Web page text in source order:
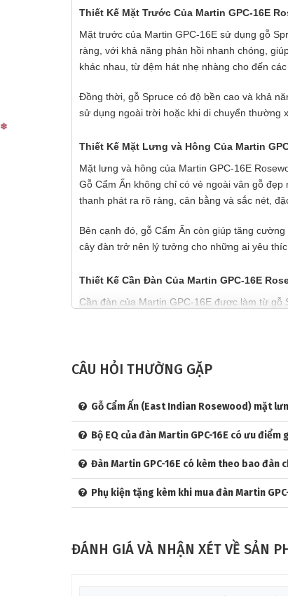
Thiết Kế Mặt Trước Của Martin GPC-16E
Mặt trước của Martin GPC-16E sử dụng gỗ
ràng, với khả năng phản hồi nhanh chóng,
khác nhau, từ đệm hát nhẹ nhàng cho đến
Đồng thời, gỗ Spruce có độ bền cao và khả
sử dụng ngoài trời hoặc khi di chuyển thường
Thiết Kế Mặt Lưng và Hông Của Martin
Mặt lưng và hông của Martin GPC-16E
Gỗ Cẩm Ấn không chỉ có vẻ ngoài vân gỗ
thanh phát ra rõ ràng, cân bằng và sắc nét,
Bên cạnh đó, gỗ Cẩm Ấn còn giúp tăng
cây đàn trở nên lý tưởng cho những ai yêu
Thiết Kế Cần Đàn Của Martin GPC-16E
Cần đàn của Martin GPC-16E được làm từ
Cần đàn làm từ gỗ Select Hardwood cũng
Thiết Kế Phím Đàn và Ngựa Đàn Của Martin
Phím đàn của Martin GPC-16E được làm từ
giúp người chơi di chuyển ngón tay linh hoạt
nghiệm âm nhạc hoàn hảo.
Ngựa đàn của Martin GPC-16E cũng được
Lược đàn và khóa đàn của Martin GPC-16E
dụng. Khóa đàn này không chỉ giúp dễ dàng
CÂU HỎI THƯỜNG GẶP
Gỗ Cẩm Ấn (East Indian Rosewood) mặt
Bộ EQ của đàn Martin GPC-16E có ưu điểm
Đàn Martin GPC-16E có kèm theo bao đàn
Phụ kiện tặng kèm khi mua đàn Martin
ĐÁNH GIÁ VÀ NHẬN XÉT VỀ SẢN